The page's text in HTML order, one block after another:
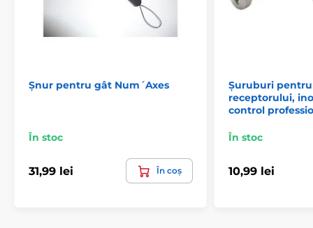
Produsul este inclus în categoria
Șnur pentru gât Num´Axes
În stoc
31,99 lei În coș
Șuruburi
receptorului,
control
În stoc
10,99 lei